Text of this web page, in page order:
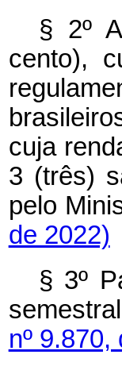
§ 2º
cento),
cuja
3 (três)
pelo
de 2022)
§ 3º
nº